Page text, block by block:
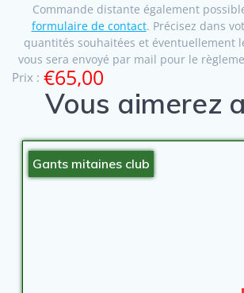
Commande distante également
formulaire de contact. Précisez dans
quantités souhaitées et éventuellement
vous sera envoyé par mail pour le
Prix : €65,00
Vous aimerez
Gants mitaines club